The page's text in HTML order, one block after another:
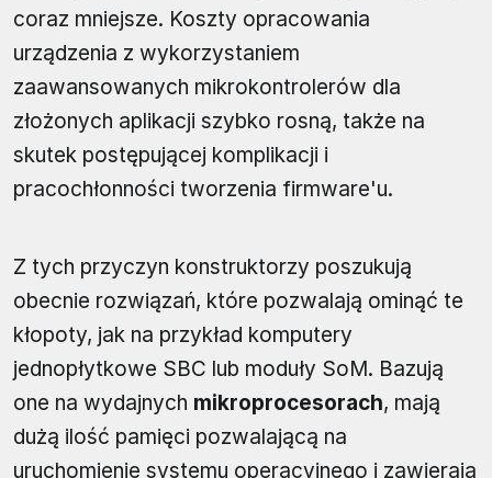
coraz mniejsze. Koszty opracowania
urządzenia z wykorzystaniem
zaawansowanych mikrokontrolerów dla
złożonych aplikacji szybko rosną, także na
skutek postępującej komplikacji i
pracochłonności tworzenia firmware'u.
Z tych przyczyn konstruktorzy poszukują
obecnie rozwiązań, które pozwalają ominąć te
kłopoty, jak na przykład komputery
jednopłytkowe SBC lub moduły SoM. Bazują
one na wydajnych mikroprocesorach, mają
dużą ilość pamięci pozwalającą na
uruchomienie systemu operacyjnego i zawierają